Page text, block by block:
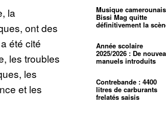
la
ont des
été cité
les troubles
les
et les
Mouelle
dernier
voyage
Musique
Bissi Mag quitte
définitivement la
Année scolaire
2025/2026 : De
manuels introduits
Contrebande : 4400
litres de carburants
frelatés saisis